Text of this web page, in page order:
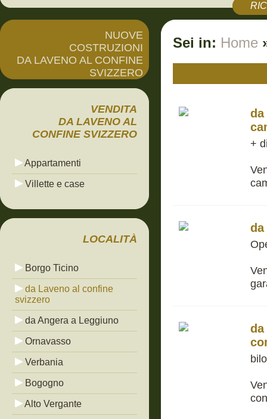
NUOVE
COSTRUZIONI
DA LAVENO AL CONFINE
SVIZZERO
VENDITA
DA LAVENO AL
CONFINE SVIZZERO
Appartamenti
Villette e case
LOCALITÀ
Borgo Ticino
da Laveno al confine
svizzero
da Angera a Leggiuno
Ornavasso
Verbania
Bogogno
Alto Vergante
Sei in: Home
da
+
da
da